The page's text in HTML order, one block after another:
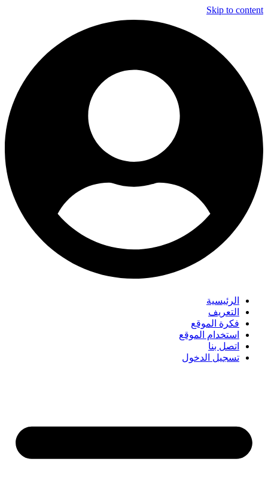
Skip to content
الرئيسية
التعريف
فكرة الموقع
استخدام الموقع
اتصل بنا
تسجيل الدخول